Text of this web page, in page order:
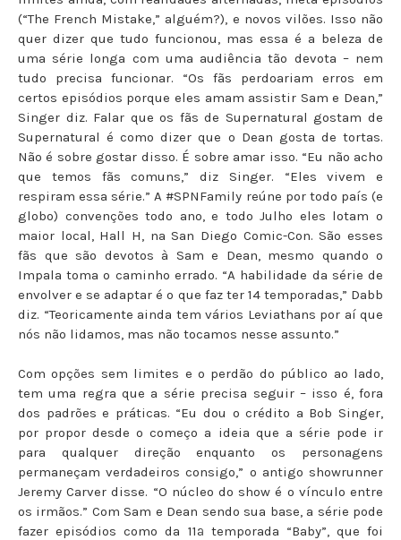
(“The French Mistake,” alguém?), e novos vilões. Isso não
quer dizer que tudo funcionou, mas essa é a beleza de
uma série longa com uma audiência tão devota – nem
tudo precisa funcionar. “Os fãs perdoariam erros em
certos episódios porque eles amam assistir Sam e Dean,”
Singer diz. Falar que os fãs de Supernatural gostam de
Supernatural é como dizer que o Dean gosta de tortas.
Não é sobre gostar disso. É sobre amar isso. “Eu não acho
que temos fãs comuns,” diz Singer. “Eles vivem e
respiram essa série.” A #SPNFamily reúne por todo país (e
globo) convenções todo ano, e todo Julho eles lotam o
maior local, Hall H, na San Diego Comic-Con. São esses
fãs que são devotos à Sam e Dean, mesmo quando o
Impala toma o caminho errado. “A habilidade da série de
envolver e se adaptar é o que faz ter 14 temporadas,” Dabb
diz. “Teoricamente ainda tem vários Leviathans por aí que
nós não lidamos, mas não tocamos nesse assunto.”
Com opções sem limites e o perdão do público ao lado,
tem uma regra que a série precisa seguir – isso é, fora
dos padrões e práticas. “Eu dou o crédito a Bob Singer,
por propor desde o começo a ideia que a série pode ir
para qualquer direção enquanto os personagens
permaneçam verdadeiros consigo,” o antigo showrunner
Jeremy Carver disse. “O núcleo do show é o vínculo entre
os irmãos.” Com Sam e Dean sendo sua base, a série pode
fazer episódios como da 11ª temporada “Baby”, que foi